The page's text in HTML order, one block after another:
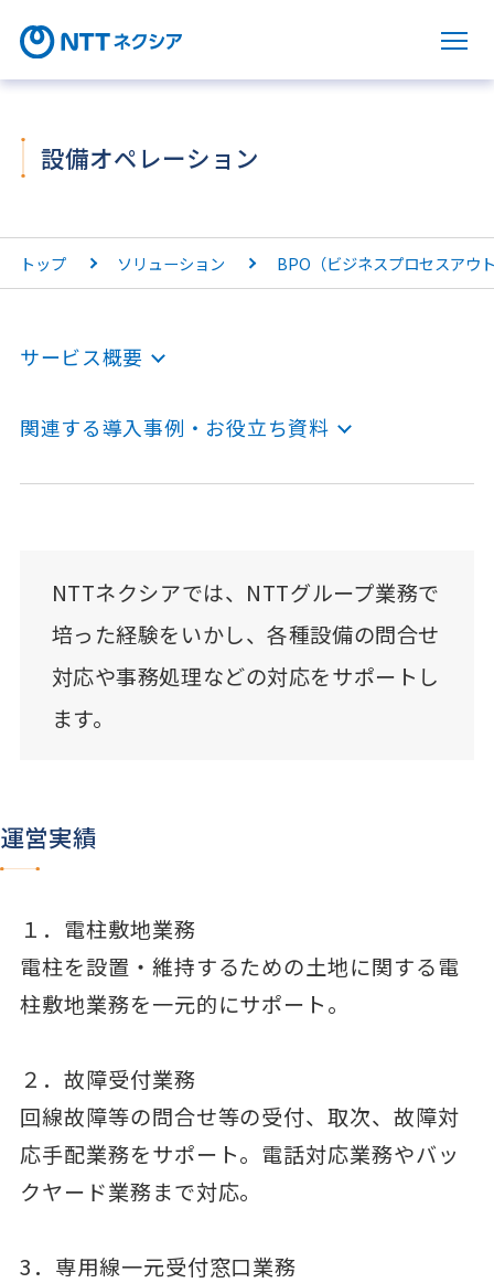
サ
設備オペレーション
トップ ソリューション BPO（ビジネスプロセスアウ
サービス概要
関連する導入事例・お役立ち資料
NTTネクシアでは、NTTグループ業務で
培った経験をいかし、各種設備の問合せ
対応や事務処理などの対応をサポートし
ます。
運営実績
１．電柱敷地業務
電柱を設置・維持するための土地に関する電
柱敷地業務を一元的にサポート。
２．故障受付業務
回線故障等の問合せ等の受付、取次、故障対
応手配業務をサポート。電話対応業務やバッ
クヤード業務まで対応。
3．専用線一元受付窓口業務